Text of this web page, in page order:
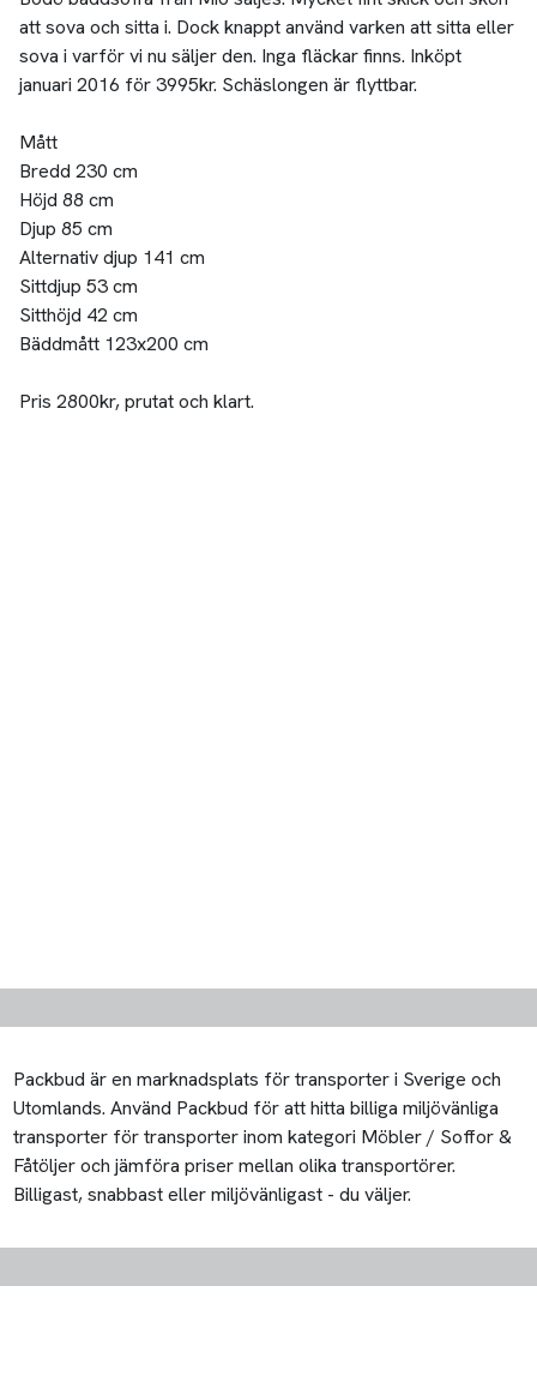
att sova och sitta i. Dock knappt använd varken att sitta eller
sova i varför vi nu säljer den. Inga fläckar finns. Inköpt
januari 2016 för 3995kr. Schäslongen är flyttbar.
Mått
Bredd 230 cm
Höjd 88 cm
Djup 85 cm
Alternativ djup 141 cm
Sittdjup 53 cm
Sitthöjd 42 cm
Bäddmått 123x200 cm
Pris 2800kr, prutat och klart.
Packbud är en marknadsplats för transporter i Sverige och
Utomlands. Använd Packbud för att hitta billiga miljövänliga
transporter för transporter inom kategori Möbler / Soffor &
Fåtöljer och jämföra priser mellan olika transportörer.
Billigast, snabbast eller miljövänligast - du väljer.